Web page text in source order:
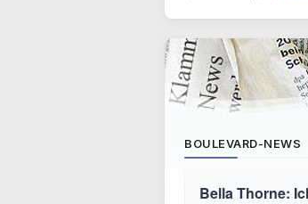
BOULEVARD-NEWS
Bella Thorne: